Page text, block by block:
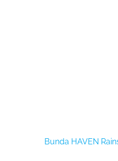
Bunda HAVEN